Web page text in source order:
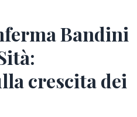
Bandini
crescita dei